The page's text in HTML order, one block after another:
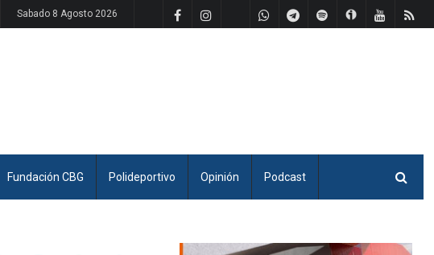
Sabado 8 Agosto 2026
Fundación CBG Polideportivo Opinión Podcast